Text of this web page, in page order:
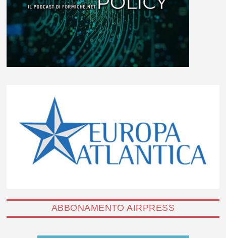
ABBONAMENTO AIRPRESS